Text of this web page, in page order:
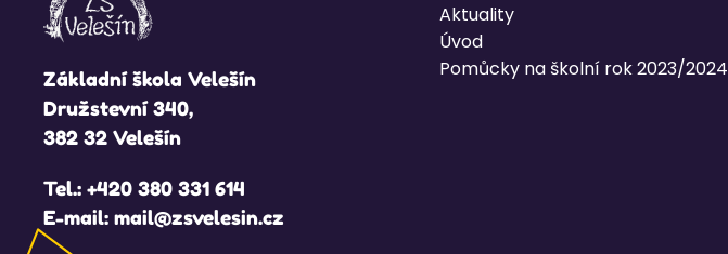
Základní škola Velešín
Družstevní 340,
382 32 Velešín
Tel.: +420 380 331 614
E-mail: mail@zsvelesin.cz
Aktuality
Úvod
Pomůcky na školní rok 2023/2024